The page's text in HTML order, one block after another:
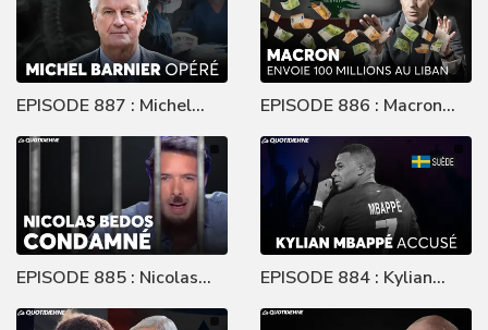
EPISODE 887 : Michel
Barnier opéré
EPISODE 886 : Macron
envoie 100 millions au
Liban
EPISODE 885 : Nicolas
Bedos condamné
EPISODE 884 : Kylian
Mbappé accusé